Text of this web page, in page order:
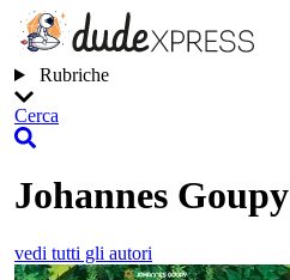
Rubriche
Cerca
Johannes Goupy
vedi tutti gli autori